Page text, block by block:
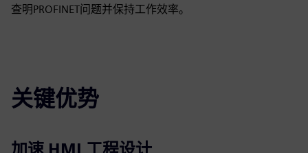
查明PROFINET问题并保持工作效率。
关键优势